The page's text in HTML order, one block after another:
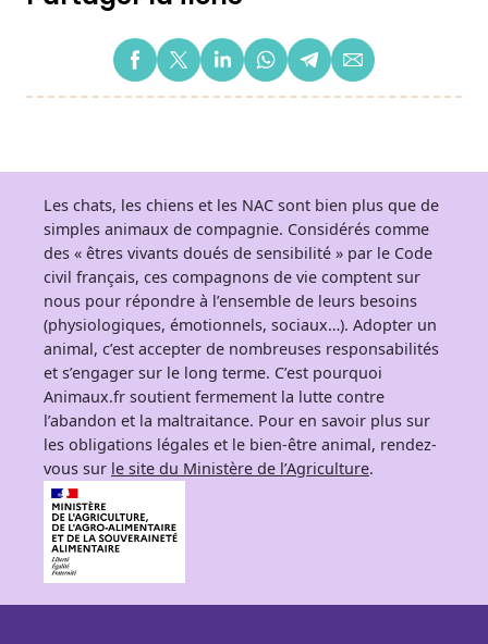
Les chats, les chiens et les NAC sont bien plus que de
simples animaux de compagnie. Considérés comme
des « êtres vivants doués de sensibilité » par le Code
civil français, ces compagnons de vie comptent sur
nous pour répondre à l’ensemble de leurs besoins
(physiologiques, émotionnels, sociaux…). Adopter un
animal, c’est accepter de nombreuses responsabilités
et s’engager sur le long terme. C’est pourquoi
Animaux.fr soutient fermement la lutte contre
l’abandon et la maltraitance. Pour en savoir plus sur
les obligations légales et le bien-être animal, rendez-
vous sur le site du Ministère de l’Agriculture.